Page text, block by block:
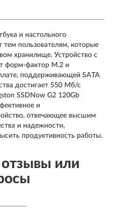
и настольного
пользователям, которые
хранилище. Устройство с
форм-фактор М.2 и
поддерживающей SATA
достигает 550 Мб/с
SSDNow G2 120Gb
и
отвечающее высшим
и надежности,
продуктивность работы.
или